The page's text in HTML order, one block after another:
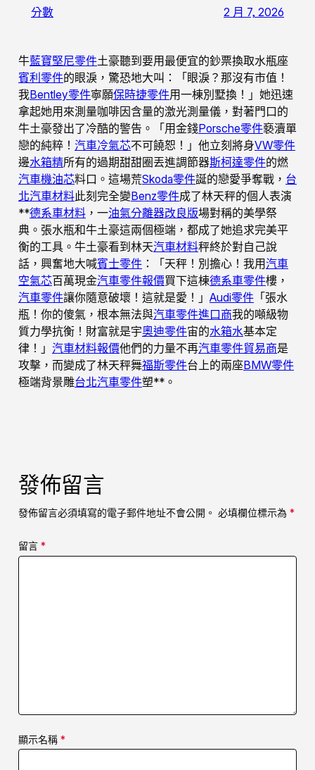
分數 2 月 7, 2026
牛藍寶堅尼零件土豪聽到要用最便宜的鈔票換取水瓶座
賓利零件的眼淚，驚恐地大叫：「眼淚？那沒有市值！
我Bentley零件寧願保時捷零件用一棟別墅換！」她迅速
拿起她用來測量咖啡因含量的激光測量儀，對著門口的
牛土豪發出了冷酷的警告。「用金錢Porsche零件褻瀆單
戀的純粹！ 汽車冷氣芯不可饒恕！」他立刻將身VW零件
邊水箱精所有的過期甜甜圈丟進調節器斯柯達零件的燃
汽車機油芯料口。這場荒Skoda零件誕的戀愛爭奪戰， 台
北汽車材料此刻完全變Benz零件成了林天秤的個人表演
**德系車材料 ，一油氣分離器改良版場對稱的美學祭
典。張水瓶和牛土豪這兩個極端，都成了她追求完美平
衡的工具。牛土豪看到林天汽車材料秤終於對自己說
話，興奮地大喊賓士零件 ：「天秤！別擔心！我用汽車
空氣芯百萬現金汽車零件報價買下這棟德系車零件樓，
汽車零件讓你隨意破壞！這就是愛！」 Audi零件 「張水
瓶！你的傻氣，根本無法與汽車零件進口商我的噸級物
質力學抗衡！財富就是宇奧迪零件宙的水箱水基本定
律！」 汽車材料報價他們的力量不再汽車零件貿易商是
攻擊，而變成了林天秤舞福斯零件台上的兩座BMW零件
極端背景雕台北汽車零件塑**。
發佈留言
發佈留言必須填寫的電子郵件地址不會公開。 必填欄位標示為 *
留言 *
顯示名稱 *